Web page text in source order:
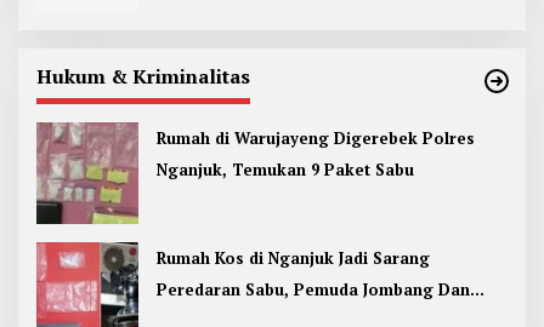
Hukum & Kriminalitas
Rumah di Warujayeng Digerebek Polres
Nganjuk, Temukan 9 Paket Sabu
Rumah Kos di Nganjuk Jadi Sarang
Peredaran Sabu, Pemuda Jombang Dan